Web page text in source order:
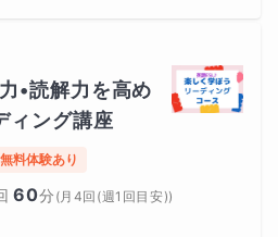
•読解力を高め
ィング講座
無料体験あり
60分 ( 月4回(週1回目安))